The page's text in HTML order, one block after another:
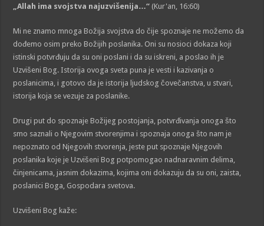
„Allah ima svojstva najuzvišenija…“ (Kur'an, 16:60)
Mi ne znamo mnoga Božija svojstva do čije spoznaje ne možemo da
dođemo osim preko Božijih poslanika. Oni su nosioci dokaza koji
istinski potvrđuju da su oni poslani i da su iskreni, a poslao ih je
Uzvišeni Bog. Istorija ovoga sveta puna je vesti i kazivanja o
poslanicima, i gotovo da je istorija ljudskog čovečanstva, u stvari,
istorija koja se vezuje za poslanike.
Drugi put do spoznaje Božijeg postojanja, potvrđivanja onoga što
smo saznali o Njegovim stvorenjima i spoznaja onoga što nam je
nepoznato od Njegovih stvorenja, jeste put spoznaje Njegovih
poslanika koje je Uzvišeni Bog potpomogao nadnaravnim delima,
činjenicama, jasnim dokazima, kojima oni dokazuju da su oni, zaista,
poslanici Boga, Gospodara svetova.
Uzvišeni Bog kaže: